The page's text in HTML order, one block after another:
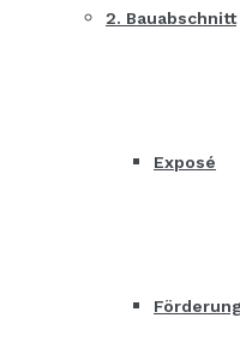
2. Bauabschnitt
Exposé
Förderung